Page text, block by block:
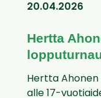
20.04.2026
Hertta
Hertta
alle 17-